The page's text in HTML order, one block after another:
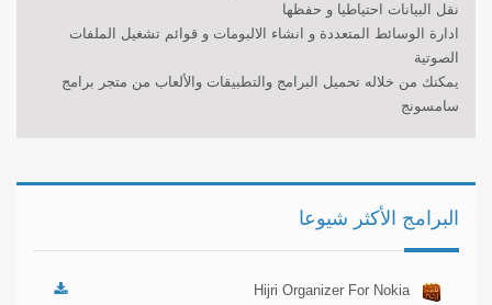
نقل البيانات احتياطيا و حفظها
ادارة الوسائط المتعددة و انشاء الالبومات و قوائم تشغيل الملفات
الصوتية
يمكنك من خلاله تحميل البرامج والتطبيقات والألعاب من متجر برامج
سامسونج
البرامج الأكثر شيوعا
Hijri Organizer For Nokia